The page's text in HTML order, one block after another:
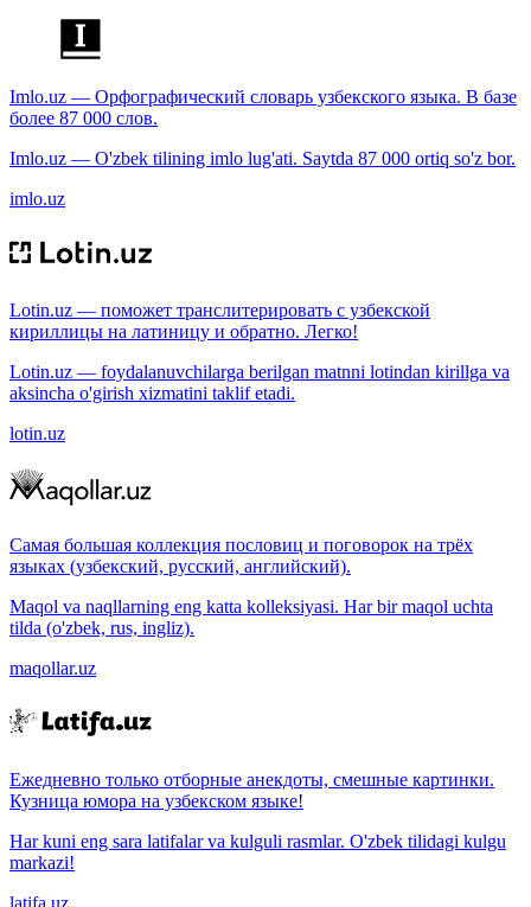
Imlo.uz — Орфографический словарь узбекского языка. В базе
более 87 000 слов.
Imlo.uz — O'zbek tilining imlo lug'ati. Saytda 87 000 ortiq so'z bor.
imlo.uz
Lotin.uz — поможет транслитерировать с узбекской
кириллицы на латиницу и обратно. Легко!
Lotin.uz — foydalanuvchilarga berilgan matnni lotindan kirillga va
aksincha o'girish xizmatini taklif etadi.
lotin.uz
Самая большая коллекция пословиц и поговорок на трёх
языках (узбекский, русский, английский).
Maqol va naqllarning eng katta kolleksiyasi. Har bir maqol uchta
tilda (o'zbek, rus, ingliz).
maqollar.uz
Ежедневно только отборные анекдоты, смешные картинки.
Кузница юмора на узбекском языке!
Har kuni eng sara latifalar va kulguli rasmlar. O'zbek tilidagi kulgu
markazi!
latifa.uz